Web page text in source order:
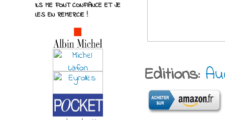
Editions:
ILS ME FONT CONFIANCE ET JE
LES EN REMERCIE !